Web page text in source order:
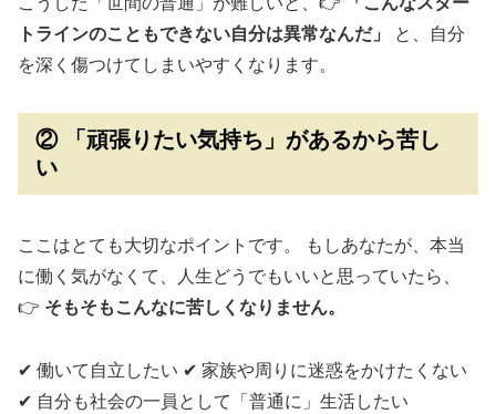
トラインのこともできない自分は異常なんだ」
と、自分
を深く傷つけてしまいやすくなります。
② 「頑張りたい気持ち」があるから苦し
い
ここはとても大切なポイントです。 もしあなたが、本当
に働く気がなくて、人生どうでもいいと思っていたら、
👉 そもそもこんなに苦しくなりません。
✔ 働いて自立したい ✔ 家族や周りに迷惑をかけたくない
✔ 自分も社会の一員として「普通に」生活したい